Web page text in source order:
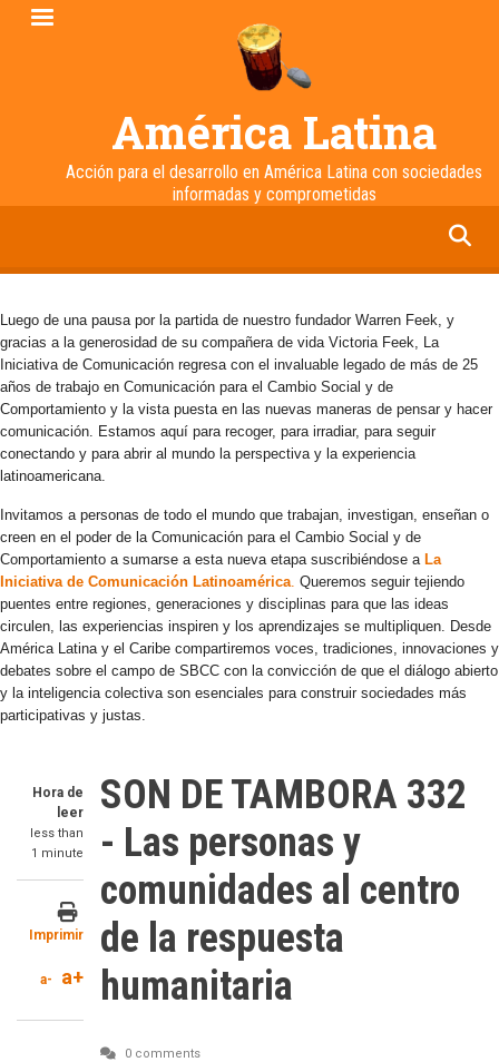
Pasar
América Latina
Acción para el desarrollo en América Latina con sociedades
informadas y comprometidas
Luego de una pausa por la partida de nuestro fundador Warren Feek, y
gracias a la generosidad de su compañera de vida Victoria Feek, La
Iniciativa de Comunicación regresa con el invaluable legado de más de 25
años de trabajo en Comunicación para el Cambio Social y de
Comportamiento y la vista puesta en las nuevas maneras de pensar y hacer
comunicación. Estamos aquí para recoger, para irradiar, para seguir
conectando y para abrir al mundo la perspectiva y la experiencia
latinoamericana.
Invitamos a personas de todo el mundo que trabajan, investigan, enseñan o
creen en el poder de la Comunicación para el Cambio Social y de
Comportamiento a sumarse a esta nueva etapa suscribiéndose a La
Iniciativa de Comunicación Latinoamérica. Queremos seguir tejiendo
puentes entre regiones, generaciones y disciplinas para que las ideas
circulen, las experiencias inspiren y los aprendizajes se multipliquen. Desde
América Latina y el Caribe compartiremos voces, tradiciones, innovaciones y
debates sobre el campo de SBCC con la convicción de que el diálogo abierto
y la inteligencia colectiva son esenciales para construir sociedades más
participativas y justas.
Hora de
leer
less than
1 minute
Imprimir
a- a+
SON DE TAMBORA 332
- Las personas y
comunidades al centro
de la respuesta
humanitaria
0 comments